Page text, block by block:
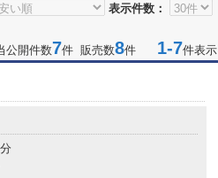
表示件数：
公開件数7件 販売数8件 1-7件表示